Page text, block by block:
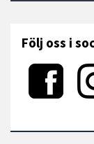
Följ oss i